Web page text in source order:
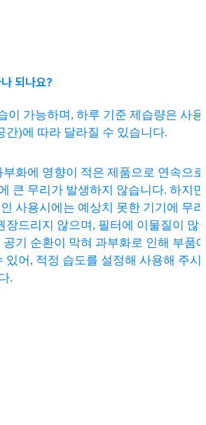
되나요?
이 가능하며, 하루 기준 제습량은 사용
간)에 따라 달라질 수 있습니다.
화에 영향이 적은 제품으로 연속으로
큰 무리가 발생하지 않습니다. 하지만
사용시에는 예상치 못한 기기에 무리
장드리지 않으며, 필터에 이물질이 많
기 순환이 막혀 과부화로 인해 부품
있어, 적정 습도를 설정해 사용해 주시
.